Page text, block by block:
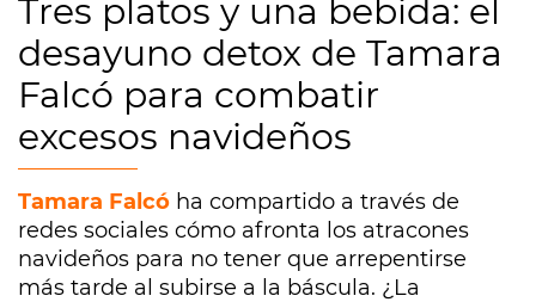
Tres platos y una bebida: el
desayuno detox de Tamara
Falcó para combatir
excesos navideños
Tamara Falcó ha compartido a través de
redes sociales cómo afronta los atracones
navideños para no tener que arrepentirse
más tarde al subirse a la báscula. ¿La